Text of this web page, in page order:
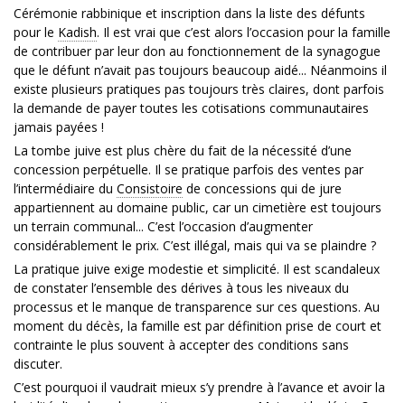
Cérémonie rabbinique et inscription dans la liste des défunts
pour le Kadish. Il est vrai que c’est alors l’occasion pour la famille
de contribuer par leur don au fonctionnement de la synagogue
que le défunt n’avait pas toujours beaucoup aidé... Néanmoins il
existe plusieurs pratiques pas toujours très claires, dont parfois
la demande de payer toutes les cotisations communautaires
jamais payées !
La tombe juive est plus chère du fait de la nécessité d’une
concession perpétuelle. Il se pratique parfois des ventes par
l’intermédiaire du Consistoire de concessions qui de jure
appartiennent au domaine public, car un cimetière est toujours
un terrain communal... C’est l’occasion d’augmenter
considérablement le prix. C’est illégal, mais qui va se plaindre ?
La pratique juive exige modestie et simplicité. Il est scandaleux
de constater l’ensemble des dérives à tous les niveaux du
processus et le manque de transparence sur ces questions. Au
moment du décès, la famille est par définition prise de court et
contrainte le plus souvent à accepter des conditions sans
discuter.
C’est pourquoi il vaudrait mieux s’y prendre à l’avance et avoir la